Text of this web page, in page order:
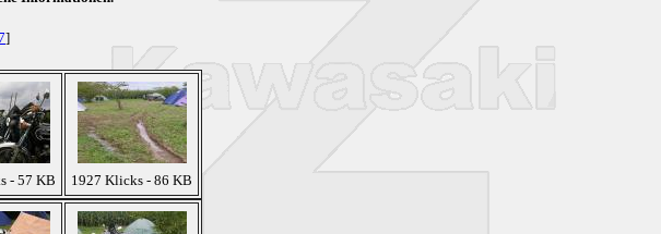
]
- 57 KB 1927 Klicks - 86 KB